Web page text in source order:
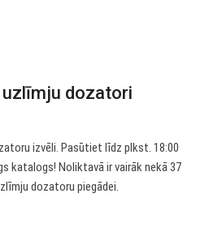
dozatori
izvēli. Pasūtiet līdz plkst. 18:00
katalogs! Noliktavā ir vairāk nekā 37
dozatoru piegādei.